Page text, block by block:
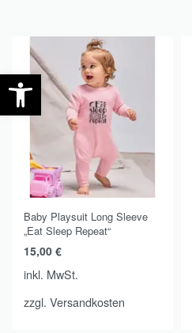
Baby Playsuit Long Sleeve
„Eat Sleep Repeat“
15,00 €
inkl. MwSt.
zzgl. Versandkosten
Werkzeugleiste öffnen